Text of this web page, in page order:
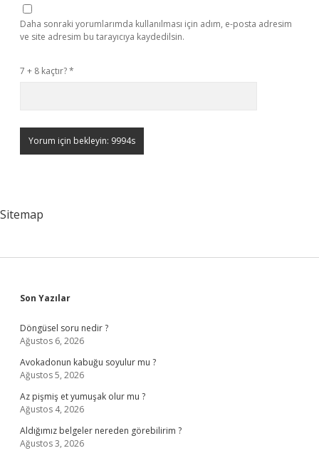
Daha sonraki yorumlarımda kullanılması için adım, e-posta adresim
ve site adresim bu tarayıcıya kaydedilsin.
7 + 8 kaçtır?*
Sitemap
Sidebar
Son Yazılar
Döngüsel soru nedir ?
Ağustos 6, 2026
Avokadonun kabuğu soyulur mu ?
Ağustos 5, 2026
Az pişmiş et yumuşak olur mu ?
Ağustos 4, 2026
Aldığımız belgeler nereden görebilirim ?
Ağustos 3, 2026